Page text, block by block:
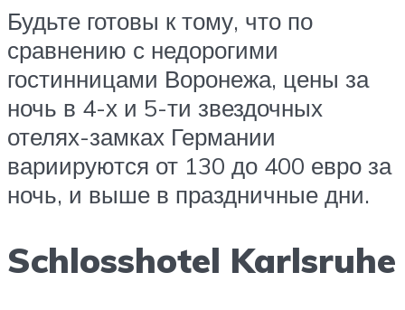
Будьте готовы к тому, что по
сравнению с недорогими
гостинницами Воронежа, цены за
ночь в 4-х и 5-ти звездочных
отелях-замках Германии
вариируются от 130 до 400 евро за
ночь, и выше в праздничные дни.
Schlosshotel Karlsruhe